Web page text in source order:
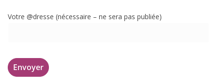
Votre @dresse (néces­saire – ne sera pas publiée)